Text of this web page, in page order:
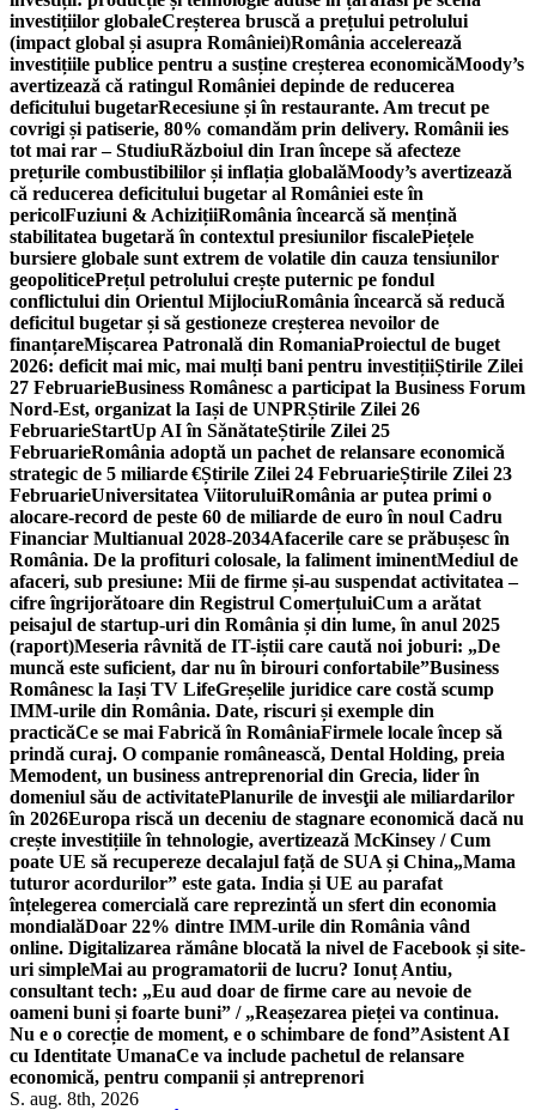
investițiilor globaleCreșterea bruscă a prețului petrolului
(impact global și asupra României)România accelerează
investițiile publice pentru a susține creșterea economicăMoody’s
avertizează că ratingul României depinde de reducerea
deficitului bugetarRecesiune și în restaurante. Am trecut pe
covrigi și patiserie, 80% comandăm prin delivery. Românii ies
tot mai rar – StudiuRăzboiul din Iran începe să afecteze
prețurile combustibililor și inflația globalăMoody’s avertizează
că reducerea deficitului bugetar al României este în
pericolFuziuni & AchizițiiRomânia încearcă să mențină
stabilitatea bugetară în contextul presiunilor fiscalePiețele
bursiere globale sunt extrem de volatile din cauza tensiunilor
geopoliticePrețul petrolului crește puternic pe fondul
conflictului din Orientul MijlociuRomânia încearcă să reducă
deficitul bugetar și să gestioneze creșterea nevoilor de
finanțareMișcarea Patronală din RomaniaProiectul de buget
2026: deficit mai mic, mai mulți bani pentru investițiiȘtirile Zilei
27 FebruarieBusiness Românesc a participat la Business Forum
Nord-Est, organizat la Iași de UNPRȘtirile Zilei 26
FebruarieStartUp AI în SănătateȘtirile Zilei 25
FebruarieRomânia adoptă un pachet de relansare economică
strategic de 5 miliarde €Știrile Zilei 24 FebruarieȘtirile Zilei 23
FebruarieUniversitatea ViitoruluiRomânia ar putea primi o
alocare-record de peste 60 de miliarde de euro în noul Cadru
Financiar Multianual 2028-2034Afacerile care se prăbușesc în
România. De la profituri colosale, la faliment iminentMediul de
afaceri, sub presiune: Mii de firme și-au suspendat activitatea –
cifre îngrijorătoare din Registrul ComerțuluiCum a arătat
peisajul de startup-uri din România și din lume, în anul 2025
(raport)Meseria râvnită de IT-iștii care caută noi joburi: „De
muncă este suficient, dar nu în birouri confortabile”Business
Românesc la Iași TV LifeGreșelile juridice care costă scump
IMM-urile din România. Date, riscuri și exemple din
practicăCe se mai Fabrică în RomâniaFirmele locale încep să
prindă curaj. O companie românească, Dental Holding, preia
Memodent, un business antreprenorial din Grecia, lider în
domeniul său de activitatePlanurile de invesţii ale miliardarilor
în 2026Europa riscă un deceniu de stagnare economică dacă nu
crește investițiile în tehnologie, avertizează McKinsey / Cum
poate UE să recupereze decalajul față de SUA și China„Mama
tuturor acordurilor” este gata. India și UE au parafat
înțelegerea comercială care reprezintă un sfert din economia
mondialăDoar 22% dintre IMM-urile din România vând
online. Digitalizarea rămâne blocată la nivel de Facebook și site-
uri simpleMai au programatorii de lucru? Ionuț Antiu,
consultant tech: „Eu aud doar de firme care au nevoie de
oameni buni și foarte buni” / „Reașezarea pieței va continua.
Nu e o corecție de moment, e o schimbare de fond”Asistent AI
cu Identitate UmanaCe va include pachetul de relansare
economică, pentru companii și antreprenori
S. aug. 8th, 2026